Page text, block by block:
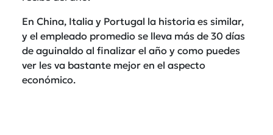
En China, Italia y Portugal la historia es similar,
y el empleado promedio se lleva más de 30 días
de aguinaldo al finalizar el año y como puedes
ver les va bastante mejor en el aspecto
económico.